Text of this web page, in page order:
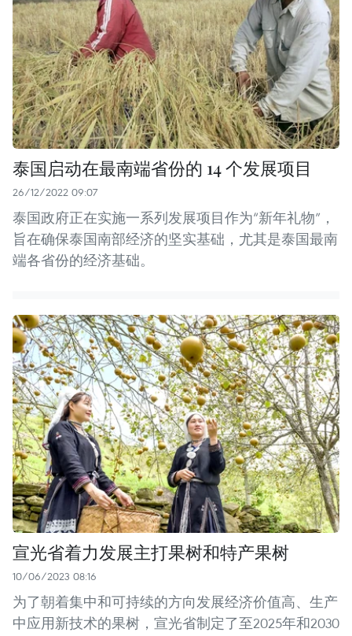
泰国启动在最南端省份的 14 个发展项目
26/12/2022 09:07
泰国政府正在实施一系列发展项目作为“新年礼物”，
旨在确保泰国南部经济的坚实基础，尤其是泰国最南
端各省份的经济基础。
宣光省着力发展主打果树和特产果树
10/06/2023 08:16
为了朝着集中和可持续的方向发展经济价值高、生产
中应用新技术的果树，宣光省制定了至2025年和2030